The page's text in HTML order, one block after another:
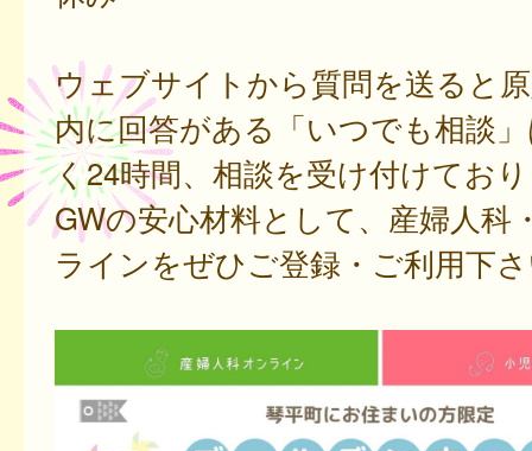
ウェブサイトから質問を送ると
内に回答がある「いつでも相談
く24時間、相談を受け付けてお
GWの安心材料として、産婦人科
ラインをぜひご登録・ご利用下